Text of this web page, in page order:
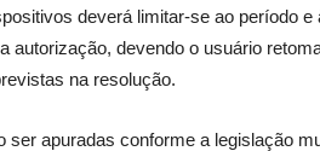
deverá limitar-se ao período e
autorização, devendo o usuário
na resolução.
ser apuradas conforme a legislação